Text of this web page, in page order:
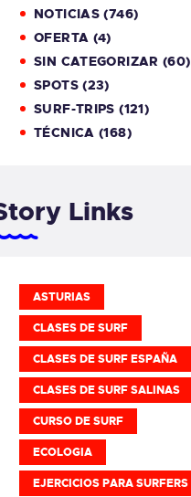
NOTICIAS (746)
OFERTA (4)
SIN CATEGORIZAR (60)
SPOTS(23)
SURF-TRIPS (121)
TÉCNICA (168)
Links
ASTURIAS
CLASES DE SURF
CLASES DE SURF ESPAÑA
CLASES DE SURF SALINAS
CURSO DE SURF
ECOLOGIA
EJERCICIOS PARA SURFERS